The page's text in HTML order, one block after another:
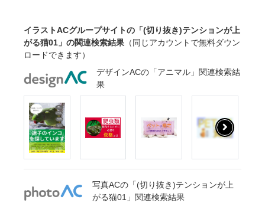
イラストACグループサイトの「(切り抜き)テンションが上
がる猫01」の関連検索結果 （同じアカウントで無料ダウン
ロードできます）
デザインACの「アニマル」関連検索結
果
写真ACの「(切り抜き)テンションが上
がる猫01」関連検索結果